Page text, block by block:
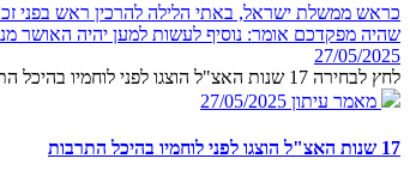
כראש ממשלת ישראל, באתי הלילה להרכין ראש בפני
שהיה מפקדכם אומר: נוסיף לעשות למען יהיה האושר
27/05/2025
לחץ לבחירה 17 שנות האצ"ל הוצגו לפני לוחמיו בהיכל התרבות
מאמר עיתון 27/05/2025
17 שנות האצ"ל הוצגו לפני לוחמיו בהיכל התרבות